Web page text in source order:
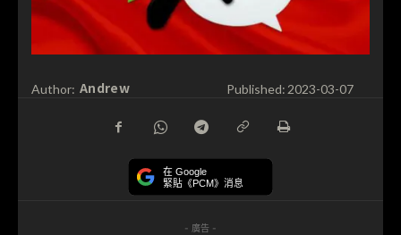
Author: Andrew Published: 2023-03-07
在 Google
緊貼《PCM》消息
- 廣告 -